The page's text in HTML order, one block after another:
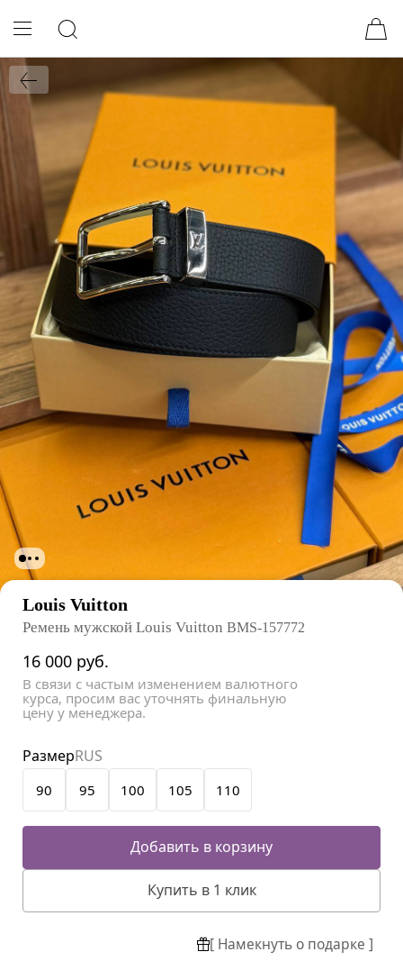
Louis Vuitton
Ремень мужской Louis Vuitton BMS-157772
16 000 руб.
В связи с частым изменением валютного
курса, просим вас уточнять финальную
цену у менеджера.
90 95 100 105 110
РазмерRUS
Добавить в корзину
Купить в 1 клик
[ Намекнуть о подарке ]